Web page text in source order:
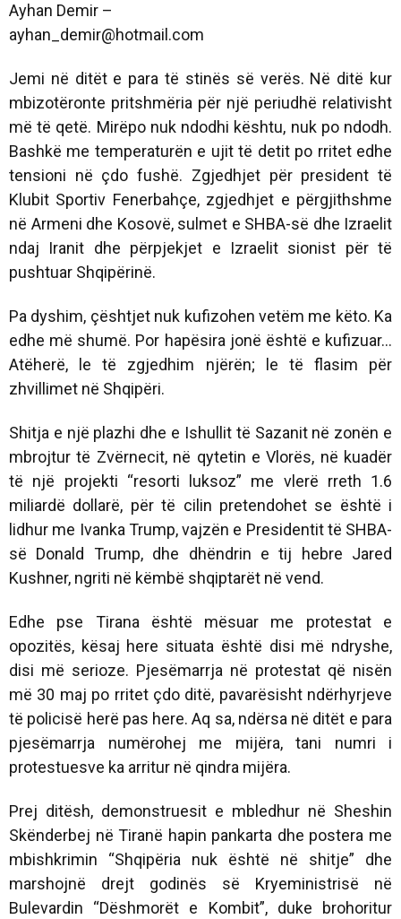
Ayhan Demir –
ayhan_demir@hotmail.com
Jemi në ditët e para të stinës së verës. Në ditë kur
mbizotëronte pritshmëria për një periudhë relativisht
më të qetë. Mirëpo nuk ndodhi kështu, nuk po ndodh.
Bashkë me temperaturën e ujit të detit po rritet edhe
tensioni në çdo fushë. Zgjedhjet për president të
Klubit Sportiv Fenerbahçe, zgjedhjet e përgjithshme
në Armeni dhe Kosovë, sulmet e SHBA-së dhe Izraelit
ndaj Iranit dhe përpjekjet e Izraelit sionist për të
pushtuar Shqipërinë.
Pa dyshim, çështjet nuk kufizohen vetëm me këto. Ka
edhe më shumë. Por hapësira jonë është e kufizuar…
Atëherë, le të zgjedhim njërën; le të flasim për
zhvillimet në Shqipëri.
Shitja e një plazhi dhe e Ishullit të Sazanit në zonën e
mbrojtur të Zvërnecit, në qytetin e Vlorës, në kuadër
të një projekti “resorti luksoz” me vlerë rreth 1.6
miliardë dollarë, për të cilin pretendohet se është i
lidhur me Ivanka Trump, vajzën e Presidentit të SHBA-
së Donald Trump, dhe dhëndrin e tij hebre Jared
Kushner, ngriti në këmbë shqiptarët në vend.
Edhe pse Tirana është mësuar me protestat e
opozitës, kësaj here situata është disi më ndryshe,
disi më serioze. Pjesëmarrja në protestat që nisën
më 30 maj po rritet çdo ditë, pavarësisht ndërhyrjeve
të policisë herë pas here. Aq sa, ndërsa në ditët e para
pjesëmarrja numërohej me mijëra, tani numri i
protestuesve ka arritur në qindra mijëra.
Prej ditësh, demonstruesit e mbledhur në Sheshin
Skënderbej në Tiranë hapin pankarta dhe postera me
mbishkrimin “Shqipëria nuk është në shitje” dhe
marshojnë drejt godinës së Kryeministrisë në
Bulevardin “Dëshmorët e Kombit”, duke brohoritur